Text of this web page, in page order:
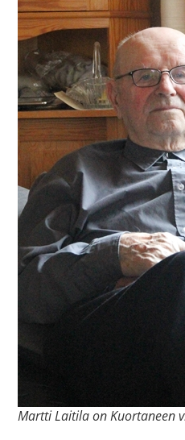
Martti Laitila on Kuortaneen